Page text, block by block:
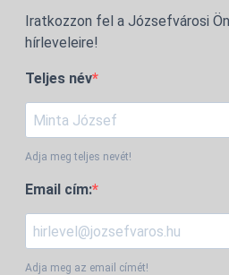
Iratkozzon fel a Józsefvárosi
hírleveleire!
Teljes név
Adja meg teljes nevét!
Email cím:
Adja meg az email címét!